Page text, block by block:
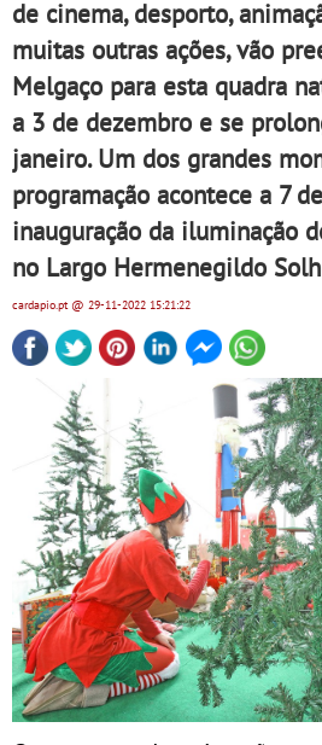
de cinema, desporto,
muitas outras ações, vão
Melgaço para esta quadra
a 3 de dezembro e se
janeiro. Um dos grandes
programação acontece a 7
inauguração da iluminação
no Largo Hermenegildo
cardapio.pt@ 29-11-2022 15:21:22